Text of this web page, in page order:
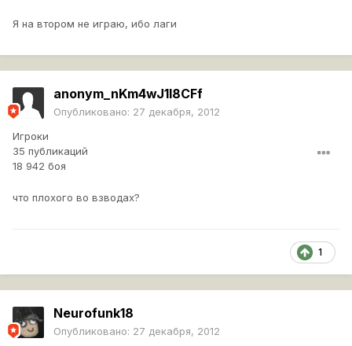
Я на втором не играю, ибо лаги
anonym_nKm4wJ1l8CFf
Опубликовано: 27 декабря, 2012
Игроки
35 публикаций
18 942 боя
что плохого во взводах?
1
Neurofunk18
Опубликовано: 27 декабря, 2012